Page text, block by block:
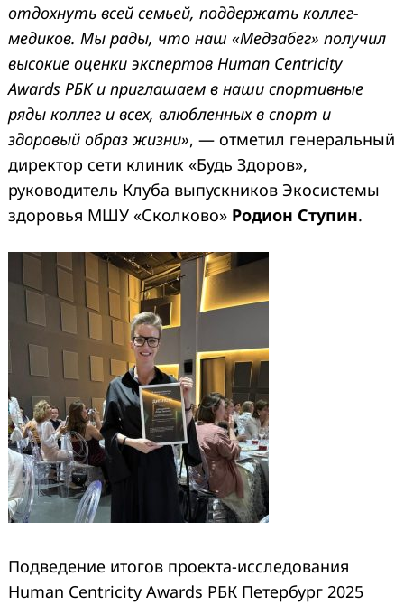
отдохнуть всей семьей, поддержать коллег-
медиков. Мы рады, что наш «Медзабег» получил
высокие оценки экспертов Human Centricity
Awards РБК и приглашаем в наши спортивные
ряды коллег и всех, влюбленных в спорт и
здоровый образ жизни», — отметил генеральный
директор сети клиник «Будь Здоров»,
руководитель Клуба выпускников Экосистемы
здоровья МШУ «Сколково» Родион Ступин.
Подведение итогов проекта-исследования
Human Centricity Awards РБК Петербург 2025